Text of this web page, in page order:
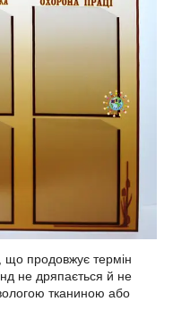
що продовжує термін
не дряпається й не
тканиною або